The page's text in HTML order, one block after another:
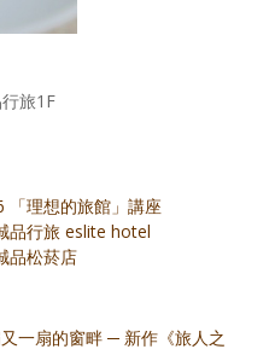
旅1F
理想的旅館」講座
品行旅 eslite hotel
品松菸店
一扇的窗畔 ─ 新作《旅人之